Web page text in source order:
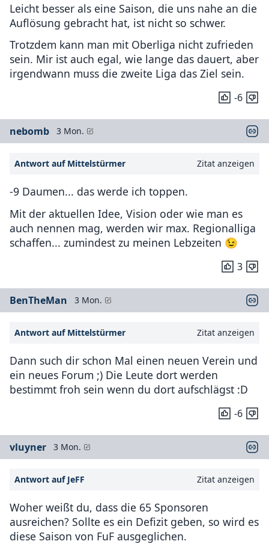
Leicht besser als eine Saison, die uns nahe an die
Auflösung gebracht hat, ist nicht so schwer.
Trotzdem kann man mit Oberliga nicht zufrieden
sein. Mir ist auch egal, wie lange das dauert, aber
irgendwann muss die zweite Liga das Ziel sein.
-6
nebomb 3 Mon.
Antwort auf Mittelstürmer Zitat anzeigen
-9 Daumen... das werde ich toppen.
Mit der aktuellen Idee, Vision oder wie man es
auch nennen mag, werden wir max. Regionalliga
schaffen... zumindest zu meinen Lebzeiten 😉
3
BenTheMan 3 Mon.
Antwort auf Mittelstürmer Zitat anzeigen
Dann such dir schon Mal einen neuen Verein und
ein neues Forum ;) Die Leute dort werden
bestimmt froh sein wenn du dort aufschlägst :D
-6
vluyner 3 Mon.
Antwort auf JeFF Zitat anzeigen
Woher weißt du, dass die 65 Sponsoren
ausreichen? Sollte es ein Defizit geben, so wird es
diese Saison von FuF ausgeglichen.